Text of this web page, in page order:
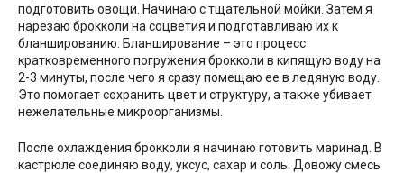
подготовить овощи. Начинаю с тщательной мойки. Затем я
нарезаю брокколи на соцветия и подготавливаю их к
бланшированию. Бланширование – это процесс
кратковременного погружения брокколи в кипящую воду на
2-3 минуты, после чего я сразу помещаю ее в ледяную воду.
Это помогает сохранить цвет и структуру, а также убивает
нежелательные микроорганизмы.
После охлаждения брокколи я начинаю готовить маринад. В
кастрюле соединяю воду, уксус, сахар и соль. Довожу смесь